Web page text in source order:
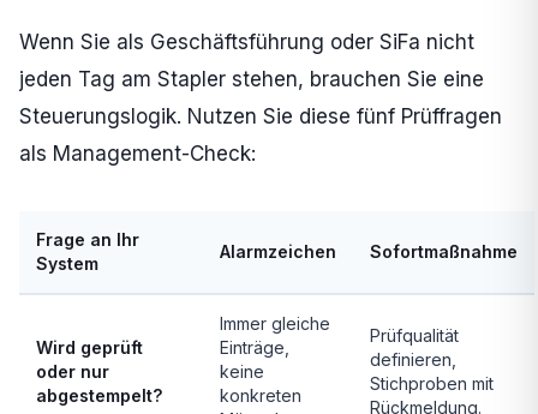
Wenn Sie als Geschäftsführung oder SiFa nicht
jeden Tag am Stapler stehen, brauchen Sie eine
Steuerungslogik. Nutzen Sie diese fünf Prüffragen
als Management-Check:
Frage an Ihr
System
Alarmzeichen Sofortmaßnahme
Wird geprüft
oder nur
abgestempelt?
Immer gleiche
Einträge,
keine
konkreten
Prüfqualität
definieren,
Stichproben mit
Rückmeldung.